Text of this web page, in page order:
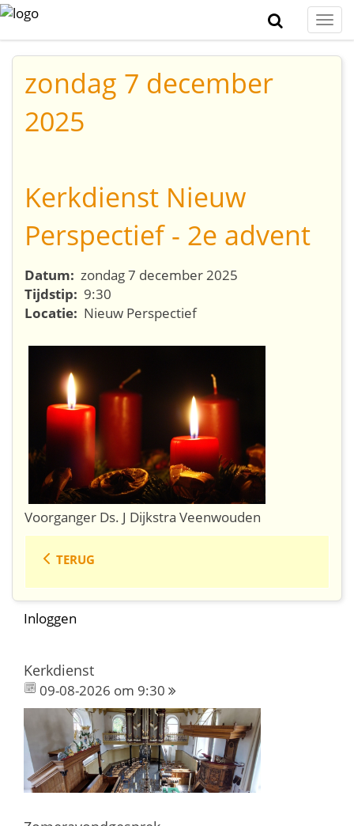
zondag 7 december
2025
Kerkdienst Nieuw
Perspectief - 2e advent
Datum: zondag 7 december 2025
Tijdstip: 9:30
Locatie: Nieuw Perspectief
Voorganger Ds. J Dijkstra Veenwouden
TERUG
Inloggen
Kerkdienst
09-08-2026 om 9:30